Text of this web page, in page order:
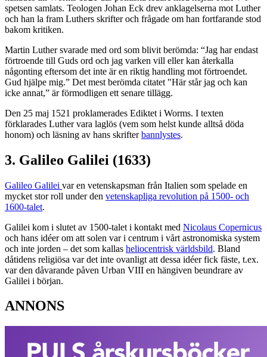
spetsen samlats. Teologen Johan Eck drev anklagelserna mot Luther
och han la fram Luthers skrifter och frågade om han fortfarande stod
bakom kritiken.
Martin Luther svarade med ord som blivit berömda: “Jag har endast
förtroende till Guds ord och jag varken vill eller kan återkalla
någonting eftersom det inte är en riktig handling mot förtroendet.
Gud hjälpe mig.” Det mest berömda citatet "Här står jag och kan
icke annat,” är förmodligen ett senare tillägg.
Den 25 maj 1521 proklamerades Ediktet i Worms. I texten
förklarades Luther vara laglös (vem som helst kunde alltså döda
honom) och läsning av hans skrifterbannlystes.
3. Galileo Galilei (1633)
Galileo Galilei var en vetenskapsman från Italien som spelade en
mycket stor roll under den vetenskapliga revolution på 1500- och
1600-talet.
Galilei kom i slutet av 1500-talet i kontakt med Nicolaus Copernicus
och hans idéer om att solen var i centrum i vårt astronomiska system
och inte jorden – det som kallas heliocentrisk världsbild. Bland
dåtidens religiösa var det inte ovanligt att dessa idéer fick fäste, t.ex.
var den dåvarande påven Urban VIII en hängiven beundrare av
Galilei i början.
ANNONS